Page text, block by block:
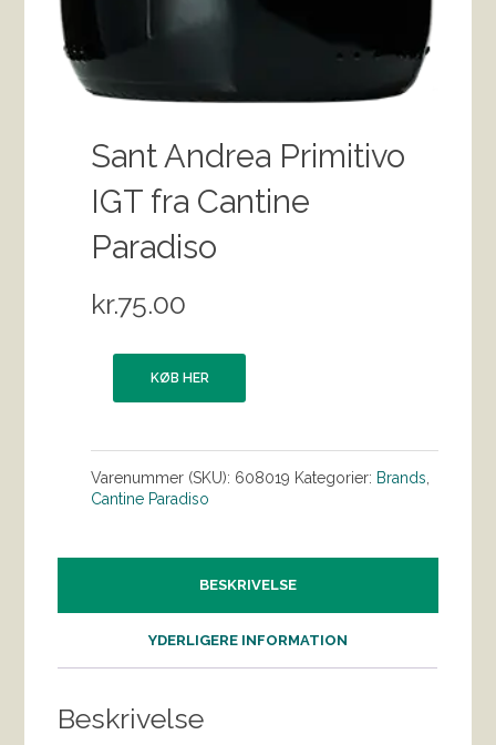
Sant Andrea Primitivo
IGT fra Cantine
Paradiso
kr.75.00
KØB HER
Varenummer (SKU): 608019 Kategorier: Brands,
Cantine Paradiso
BESKRIVELSE
YDERLIGERE INFORMATION
Beskrivelse